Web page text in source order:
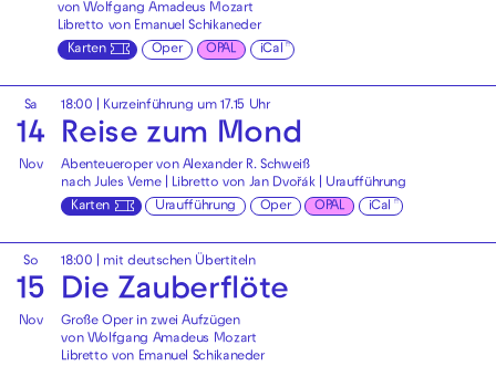
von Wolfgang Amadeus Mozart
Libretto von Emanuel Schikaneder
Karten
Oper OPAL iCal
Sa
14
Nov
18:00 | Kurzeinführung um 17.15 Uhr
Reise zum Mond
Abenteueroper von Alexander R. Schweiß
nach Jules Verne | Libretto von Jan Dvořák | Uraufführung
Karten
Uraufführung Oper OPAL iCal
So
15
Nov
18:00 mit deutschen Übertiteln
Die Zauberflöte
Große Oper in zwei Aufzügen
von Wolfgang Amadeus Mozart
Libretto von Emanuel Schikaneder